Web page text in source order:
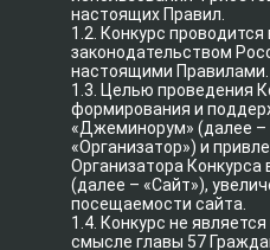
настоящих Правил.
1.2. Конкурс проводится
законодательством
настоящими Правилами.
1.3. Целью проведения
формирования и
«Джеминорум» (далее –
«Организатор») и
Организатора Конкурса
(далее – «Сайт»),
посещаемости сайта.
1.4. Конкурс не
смысле главы 57